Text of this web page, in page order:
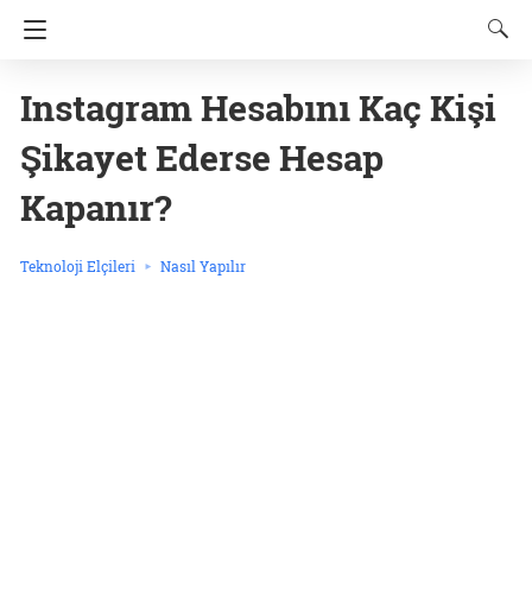
Instagram Hesabını Kaç Kişi
Şikayet Ederse Hesap
Kapanır?
Teknoloji Elçileri Nasıl Yapılır